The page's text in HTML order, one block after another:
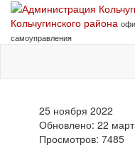
Кольчугинского района
самоуправления
25 ноября 2022
Обновлено: 22
Просмотров: 7485